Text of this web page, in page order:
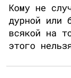
Кому не
дурной или
всякой на
этого